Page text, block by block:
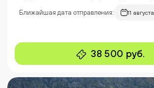
Ближайшая дата отправления: 11 августа
38 500 руб.